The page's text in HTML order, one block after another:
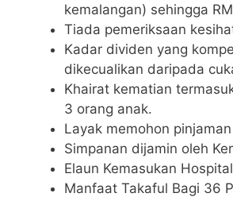
kemalangan) sehingga
Tiada pemeriksaan
Kadar dividen yang
dikecualikan daripada
Khairat kematian
3 orang anak.
Layak memohon
Simpanan dijamin oleh
Elaun Kemasukan
Manfaat Takaful Bagi 36